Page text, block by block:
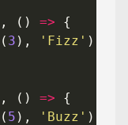
, () =>
( 3 ), 'Fizz'
, () =>
( 5 ), 'Buzz'